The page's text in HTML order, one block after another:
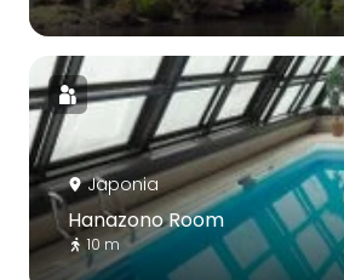
Japonia
Hanazono Room
10 m